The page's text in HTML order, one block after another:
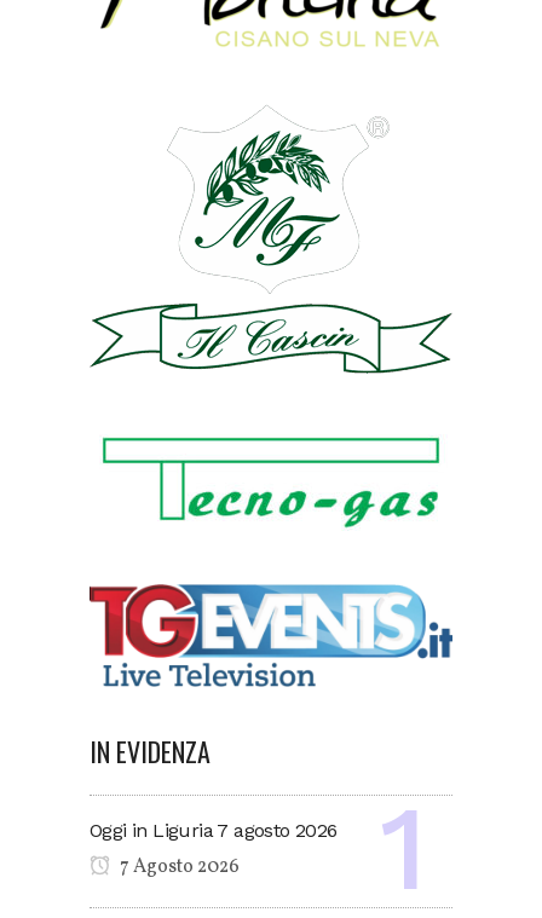
IN EVIDENZA
Oggi in Liguria 7 agosto 2026
7 Agosto 2026